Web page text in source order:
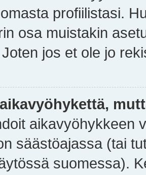
profiilistasi.
osa muistakin
jos et ole jo
aikavyöhykkeen
säästöajassa (tai
suomessa).